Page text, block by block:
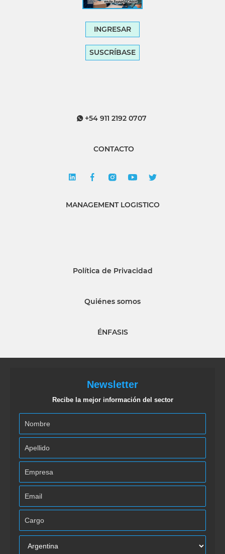
INGRESAR
SUSCRÍBASE
+54 911 2192 0707
CONTACTO
MANAGEMENT LOGISTICO
Política de Privacidad
Quiénes somos
ÉNFASIS
Newsletter
Recibe la mejor información del sector